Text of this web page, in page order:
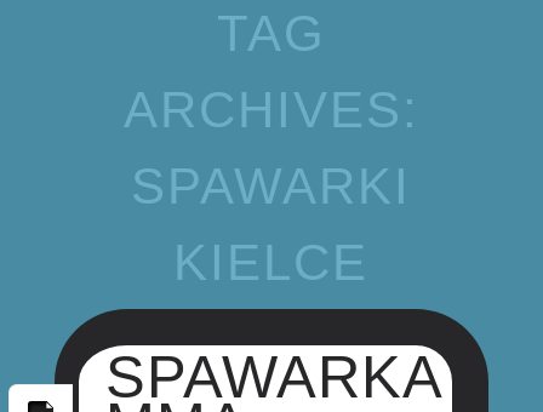
TAG
ARCHIVES:
SPAWARKI
KIELCE
SPAWARKA